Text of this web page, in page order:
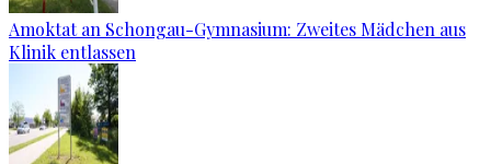
Amoktat an Schongau-Gymnasium: Zweites Mädchen aus
Klinik entlassen